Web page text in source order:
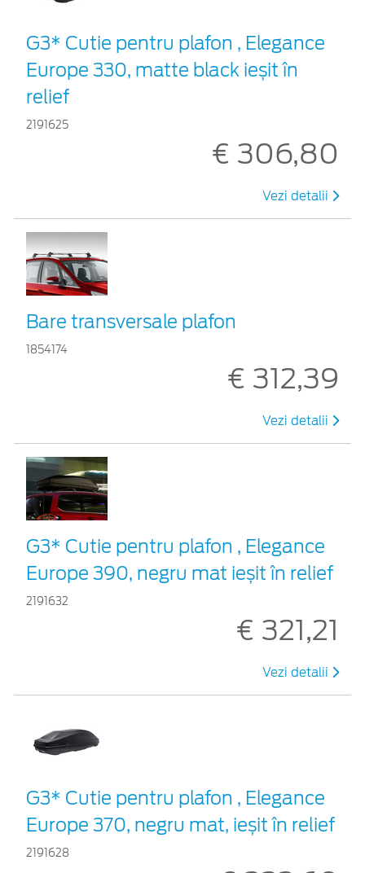
G3* Cutie pentru plafon , Elegance
Europe 330, matte black ieșit în
relief
2191625
€ 306,80
Vezi detalii
Bare transversale plafon
1854174
€ 312,39
Vezi detalii
G3* Cutie pentru plafon , Elegance
Europe 390, negru mat ieșit în relief
2191632
€ 321,21
Vezi detalii
G3* Cutie pentru plafon , Elegance
Europe 370, negru mat, ieșit în relief
2191628